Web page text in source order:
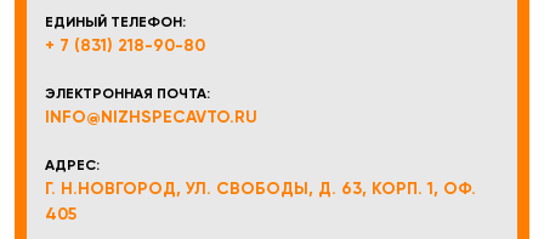
ЕДИНЫЙ ТЕЛЕФОН:
+ 7 (831) 218-90-80
ЭЛЕКТРОННАЯ ПОЧТА:
INFO@NIZHSPECAVTO.RU
АДРЕС:
Г. Н.НОВГОРОД, УЛ. СВОБОДЫ, Д. 63, КОРП. 1, ОФ.
405